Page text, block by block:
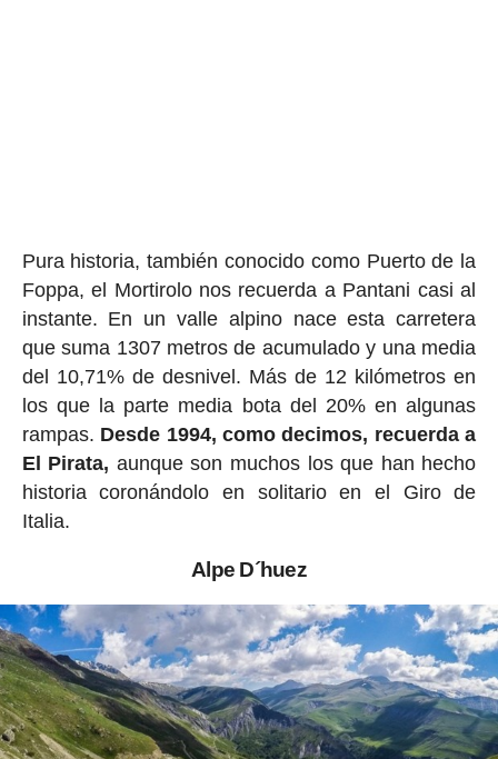
Pura historia, también conocido como Puerto de la
Foppa, el Mortirolo nos recuerda a Pantani casi al
instante. En un valle alpino nace esta carretera
que suma 1307 metros de acumulado y una media
del 10,71% de desnivel. Más de 12 kilómetros en
los que la parte media bota del 20% en algunas
rampas. Desde 1994, como decimos, recuerda a
El Pirata, aunque son muchos los que han hecho
historia coronándolo en solitario en el Giro de
Italia.
Alpe D´huez